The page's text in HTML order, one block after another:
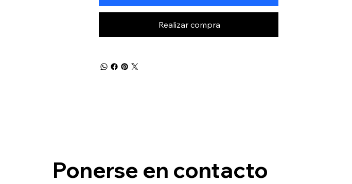
Realizar compra
Ponerse en contacto